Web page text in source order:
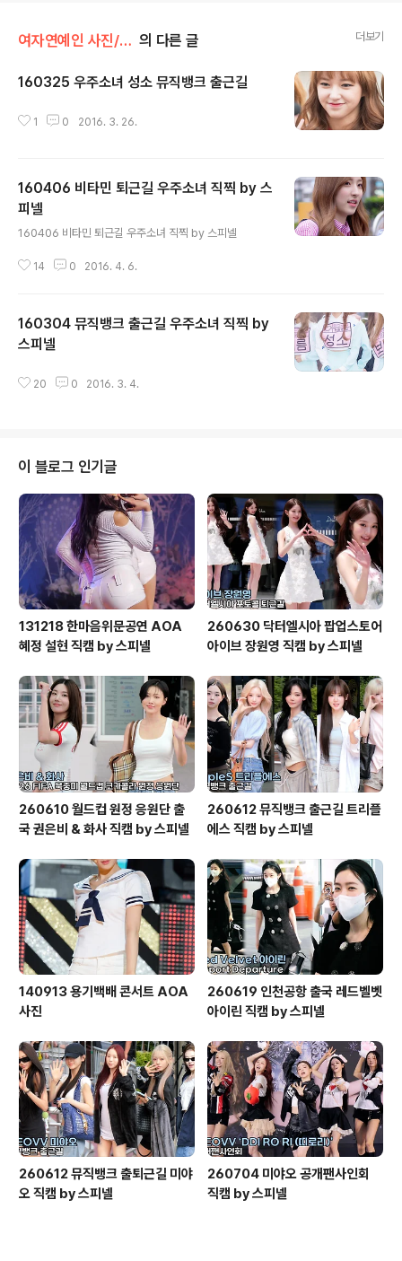
여자연예인 사진/우주소녀 의 다른 글 더보기
160325 우주소녀 성소 뮤직뱅크 출근길
1 0 2016. 3. 26.
160406 비타민 퇴근길 우주소녀 직찍 by 스
피넬
160406 비타민 퇴근길 우주소녀 직찍 by 스피넬
14 0 2016. 4. 6.
160304 뮤직뱅크 출근길 우주소녀 직찍 by
스피넬
20 0 2016. 3. 4.
이 블로그 인기글
131218 한마음위문공연 AOA
혜정 설현 직캠 by 스피넬
260630 닥터엘시아 팝업스토어
아이브 장원영 직캠 by 스피넬
260610 월드컵 원정 응원단 출
국 권은비 & 화사 직캠 by 스피넬
260612 뮤직뱅크 출근길 트리플
에스 직캠 by 스피넬
140913 용기백배 콘서트 AOA
사진
260619 인천공항 출국 레드벨벳
아이린 직캠 by 스피넬
260612 뮤직뱅크 출퇴근길 미야
오 직캠 by 스피넬
260704 미야오 공개팬사인회
직캠 by 스피넬